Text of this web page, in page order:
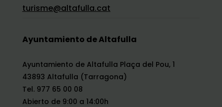
turisme@altafulla.cat
Ayuntamiento de Altafulla
Ayuntamiento de Altafulla Plaça del Pou, 1
43893 Altafulla (Tarragona)
Tel. 977 65 00 08
Abierto de 9:00 a 14:00h